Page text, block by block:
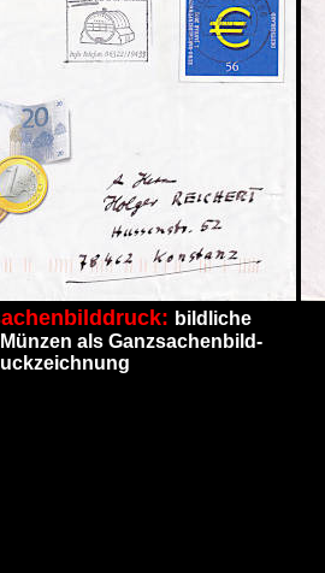
bildliche
als Ganzsachenbild-